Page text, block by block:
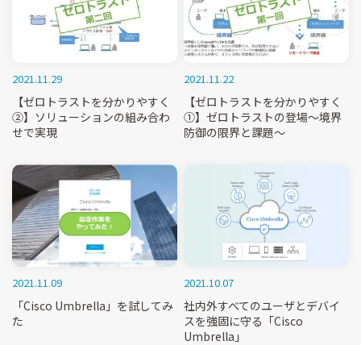
2021.11.29
【ゼロトラストを分かりやすく
②】ソリューションの組み合わ
せで実現
2021.11.22
【ゼロトラストを分かりやすく
①】ゼロトラストの登場～境界
防御の限界と課題～
2021.11.09
「Cisco Umbrella」を試してみ
た
2021.10.07
社内外すべてのユーザとデバイ
スを強固に守る「Cisco
Umbrella」